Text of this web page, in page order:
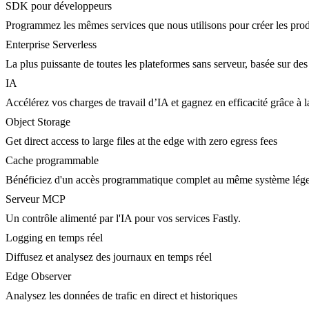
SDK pour développeurs
Programmez les mêmes services que nous utilisons pour créer les
Enterprise Serverless
La plus puissante de toutes les plateformes sans serveur, basée sur
IA
Accélérez vos charges de travail d’IA et gagnez en efficacité grâce à
Object Storage
Get direct access to large files at the edge with zero egress fees
Cache programmable
Bénéficiez d'un accès programmatique complet au même système
Serveur MCP
Un contrôle alimenté par l'IA pour vos services Fastly.
Logging en temps réel
Diffusez et analysez des journaux en temps réel
Edge Observer
Analysez les données de trafic en direct et historiques